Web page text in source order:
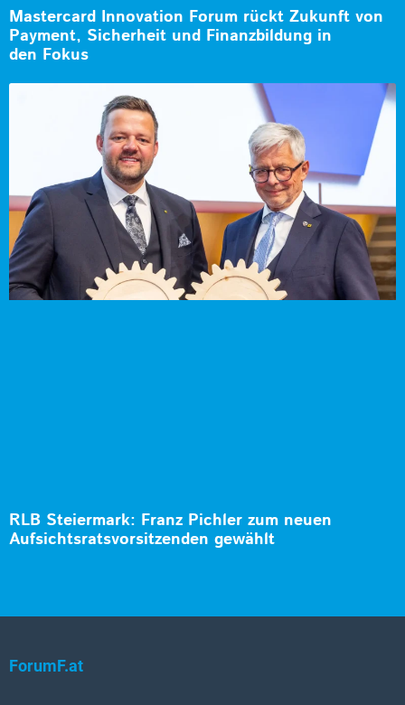
Mastercard Innovation Forum rückt Zukunft von
Payment, Sicherheit und Finanzbildung in
den Fokus
RLB Steiermark: Franz Pichler zum neuen
Aufsichtsratsvorsitzenden gewählt
ForumF.at